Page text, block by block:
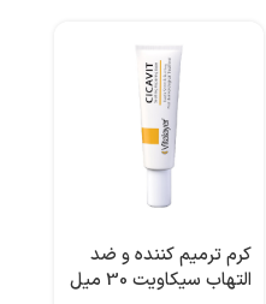
کرم ترمیم کننده و ضد
التهاب سیکاویت 30 میل